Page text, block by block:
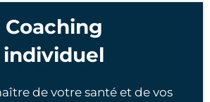
Coaching
individuel
de votre santé et de vos